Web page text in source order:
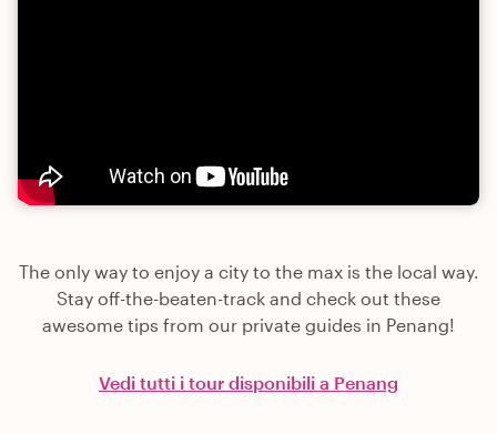
The only way to enjoy a city to the max is the local way.
Stay off-the-beaten-track and check out these
awesome tips from our private guides in Penang!
Vedi tutti i tour disponibili a Penang